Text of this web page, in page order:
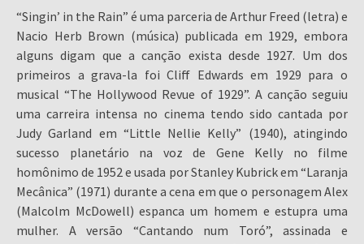
“Singin’ in the Rain” é uma parceria de Arthur Freed (letra) e
Nacio Herb Brown (música) publicada em 1929, embora
alguns digam que a canção exista desde 1927. Um dos
primeiros a grava-la foi Cliff Edwards em 1929 para o
musical “The Hollywood Revue of 1929”. A canção seguiu
uma carreira intensa no cinema tendo sido cantada por
Judy Garland em “Little Nellie Kelly” (1940), atingindo
sucesso planetário na voz de Gene Kelly no filme
homônimo de 1952 e usada por Stanley Kubrick em “Laranja
Mecânica” (1971) durante a cena em que o personagem Alex
(Malcolm McDowell) espanca um homem e estupra uma
mulher. A versão “Cantando num Toró”, assinada e